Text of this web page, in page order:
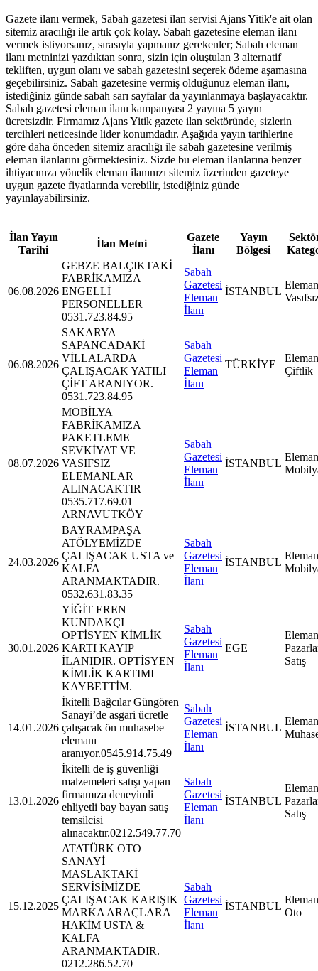
Gazete ilanı vermek, Sabah gazetesi ilan servisi Ajans Yitik'e ait olan
sitemiz aracılığı ile artık çok kolay. Sabah gazetesine eleman ilanı
vermek istiyorsanız, sırasıyla yapmanız gerekenler; Sabah eleman
ilanı metninizi yazdıktan sonra, sizin için oluştulan 3 alternatif
tekliften, uygun olanı ve sabah gazetesini seçerek ödeme aşamasına
geçebilirsiniz. Sabah gazetesine vermiş olduğunuz eleman ilanı,
istediğiniz günde sabah sarı sayfalar da yayınlanmaya başlayacaktır.
Sabah gazetesi eleman ilanı kampanyası 2 yayına 5 yayın
ücretsizdir. Firmamız Ajans Yitik gazete ilan sektöründe, sizlerin
tercihleri neticesinde lider konumdadır. Aşağıda yayın tarihlerine
göre daha önceden sitemiz aracılığı ile sabah gazetesine verilmiş
eleman ilanlarını görmektesiniz. Sizde bu eleman ilanlarına benzer
ihtiyacınıza yönelik eleman ilanınızı sitemiz üzerinden gazeteye
uygun gazete fiyatlarında verebilir, istediğiniz günde
yayınlayabilirsiniz.
İlan Yayın
Tarihi
İlan Metni
Gazete
İlanı
Yayın
Bölgesi
06.08.2026
GEBZE BALÇIKTAKİ
FABRİKAMIZA
ENGELLİ
PERSONELLER
0531.723.84.95
Sabah
Gazetesi
Eleman
İlanı
İSTANBUL
06.08.2026
SAKARYA
SAPANCADAKİ
VİLLALARDA
ÇALIŞACAK YATILI
ÇİFT ARANIYOR.
0531.723.84.95
Sabah
Gazetesi
Eleman
İlanı
TÜRKİYE
Çiftlik
08.07.2026
MOBİLYA
FABRİKAMIZA
PAKETLEME
SEVKİYAT VE
VASIFSIZ
ELEMANLAR
ALINACAKTIR
0535.717.69.01
ARNAVUTKÖY
Sabah
Gazetesi
Eleman
İlanı
İSTANBUL
24.03.2026
BAYRAMPAŞA
ATÖLYEMİZDE
ÇALIŞACAK USTA ve
KALFA
ARANMAKTADIR.
0532.631.83.35
Sabah
Gazetesi
Eleman
İlanı
İSTANBUL
30.01.2026
YİĞİT EREN
KUNDAKÇI
OPTİSYEN KİMLİK
KARTI KAYIP
İLANIDIR. OPTİSYEN
KİMLİK KARTIMI
KAYBETTİM.
Sabah
Gazetesi
Eleman
İlanı
EGE
Satış
14.01.2026
İkitelli Bağcılar Güngören
Sanayi’de asgari ücretle
çalışacak ön muhasebe
elemanı
aranıyor.0545.914.75.49
Sabah
Gazetesi
Eleman
İlanı
İSTANBUL
13.01.2026
İkitelli de iş güvenliği
malzemeleri satışı yapan
firmamıza deneyimli
ehliyetli bay bayan satış
temsilcisi
alınacaktır.0212.549.77.70
Sabah
Gazetesi
Eleman
İlanı
İSTANBUL
Satış
15.12.2025
ATATÜRK OTO
SANAYİ
MASLAKTAKİ
SERVİSİMİZDE
ÇALIŞACAK KARIŞIK
MARKA ARAÇLARA
HAKİM USTA &
KALFA
ARANMAKTADIR.
0212.286.52.70
Sabah
Gazetesi
Eleman
İlanı
İSTANBUL
Oto